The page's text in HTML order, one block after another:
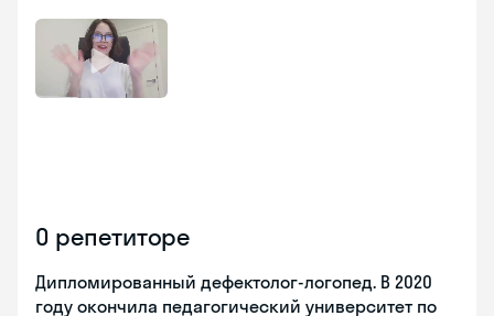
О репетиторе
Дипломированный дефектолог-логопед. В 2020
году окончила педагогический университет по